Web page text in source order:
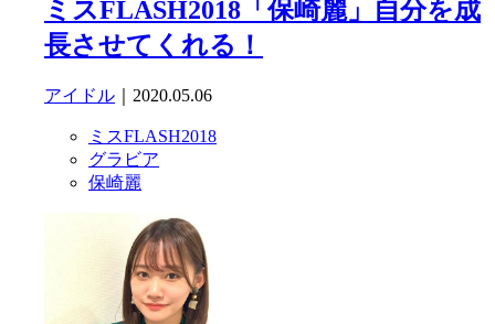
ミスFLASH2018「保崎麗」自分を成
長させてくれる！
アイドル ｜2020.05.06
ミスFLASH2018
グラビア
保崎麗